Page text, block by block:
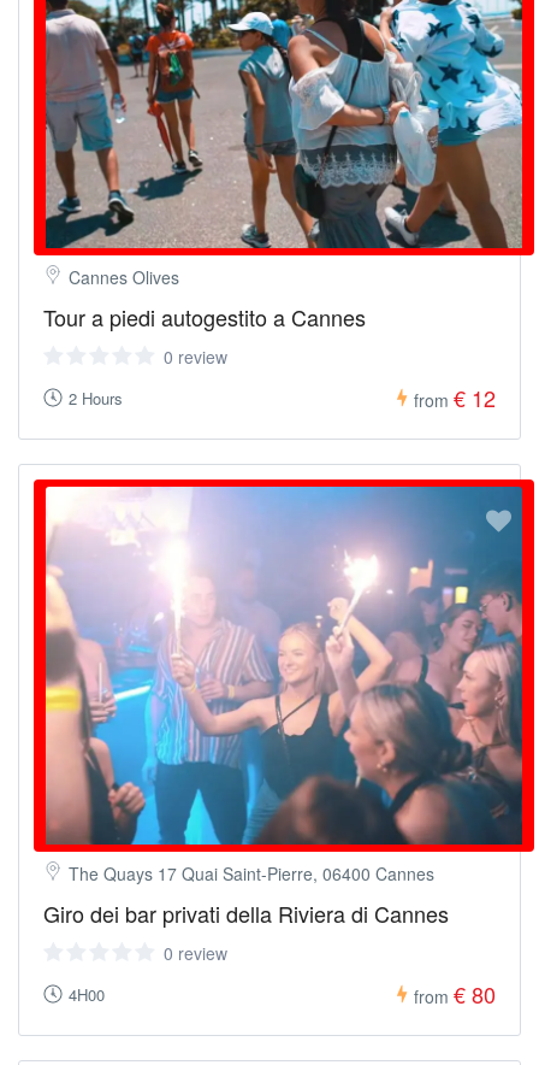
The Quays 17 Quai Saint-Pierre, 06400 Cannes
Giro dei bar privati della Riviera di Cannes
0 review
4H00 from € 80
Cannes Olives
Tour a piedi autogestito a Cannes
0 review
2 Hours from € 12